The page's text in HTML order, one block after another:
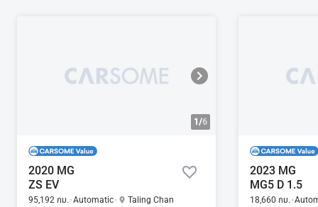
1/6
2020 MG
ZS EV
95,192 กม. Automatic Taling Chan
2023 MG
MG5 D 1.5
18,660 กม.